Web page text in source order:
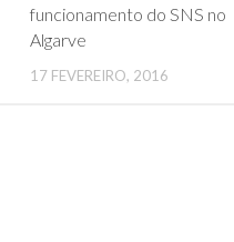
funcionamento do SNS no
Algarve
17 FEVEREIRO, 2016